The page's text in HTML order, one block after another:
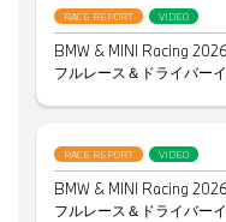
RACE REPORT VIDEO
BMW & MINI Racing
フルレース＆ドライバー
RACE REPORT VIDEO
BMW & MINI Racing
フルレース＆ドライバー